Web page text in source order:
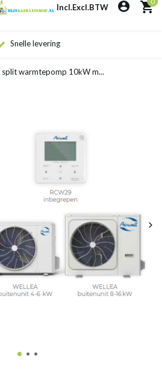
Incl.Excl.BTW
Snelle levering
split warmtepomp 10kW m...